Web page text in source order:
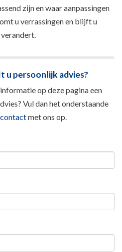
zijn en waar aanpassingen
u verrassingen en blijft u
u persoonlijk advies?
op deze pagina een
Vul dan het onderstaande
contactmet ons op.